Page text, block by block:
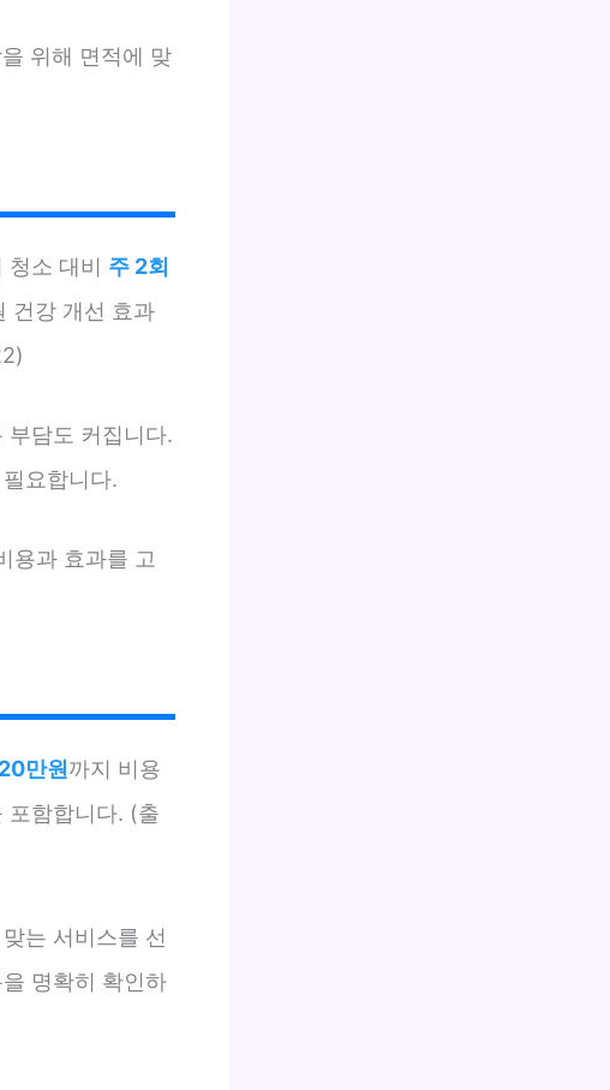
위해 면적에 맞
청소 대비 주 2회
건강 개선 효과
부담도 커집니다.
요합니다.
용과 효과를 고
20만원 까지 비용
포함합니다. (출
는 서비스를 선
명확히 확인하